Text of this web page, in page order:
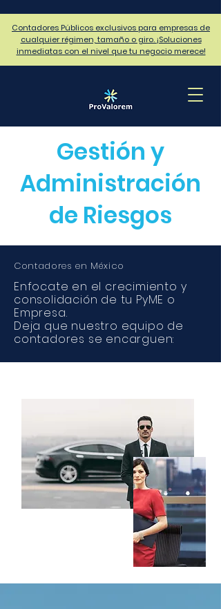
Contadores Públicos exclusivos para empresas de
cualquier régimen, tamaño o giro. ¡Soluciones
inmediatas con el nivel que tu negocio merece!
Gestión y
Administración
de Riesgos
Contadores en México
Enfocate en el crecimiento y
consolidación de tu PyME o
Empresa.
Deja que nuestro equipo de
contadores se encarguen: